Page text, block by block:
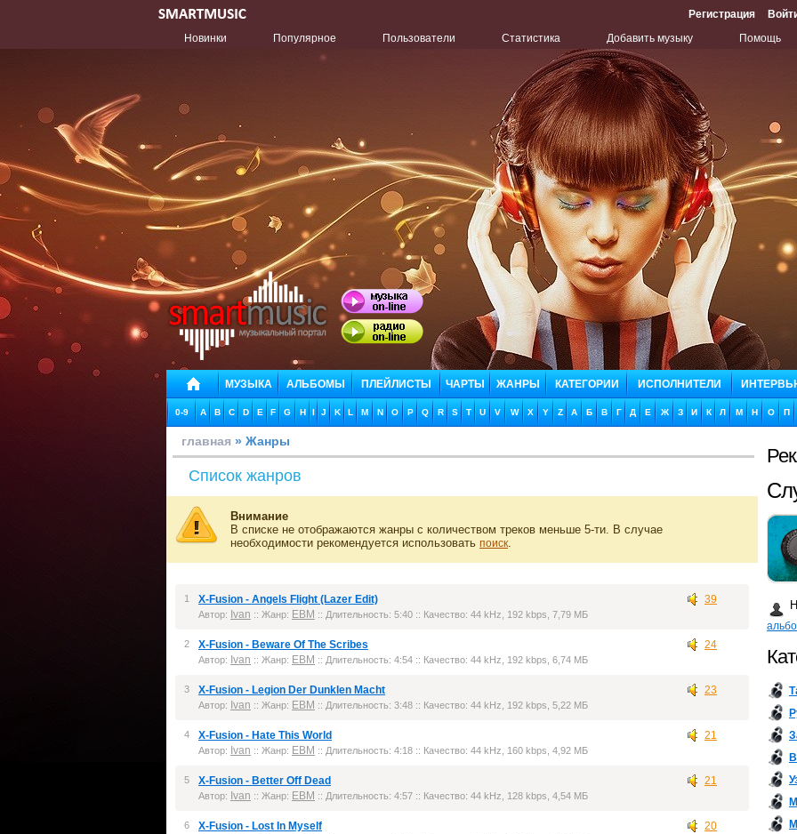
Регистрация
Новинки
Популярное Пользователи Статистика Добавить музыку Помощь
МУЗЫКА АЛЬБОМЫ ПЛЕЙЛИСТЫ ЧАРТЫ ЖАНРЫ КАТЕГОРИИ ИСПОЛНИТЕЛИ
0-9 A B C D E F G H I J K L M N O P Q R S T U V W X Y Z А Б В Г Д Е Ж З И К Л М Н О П
главная » Жанры
Список жанров
Внимание
В списке не отображаются жанры с количеством треков меньше 5-ти. В случае
необходимости рекомендуется использовать поиск.
39
1 X-Fusion - Angels Flight (Lazer Edit)
Автор: Ivan :: Жанр: EBM :: Длительность: 5:40 :: Качество: 44 kHz, 192 kbps, 7,79 МБ
24
2 X-Fusion - Beware Of The Scribes
Автор: Ivan :: Жанр: EBM :: Длительность: 4:54 :: Качество: 44 kHz, 192 kbps, 6,74 МБ
23
3 X-Fusion - Legion Der Dunklen Macht
Автор: Ivan :: Жанр: EBM :: Длительность: 3:48 :: Качество: 44 kHz, 192 kbps, 5,22 МБ
21
4 X-Fusion - Hate This World
Автор: Ivan :: Жанр: EBM :: Длительность: 4:18 :: Качество: 44 kHz, 160 kbps, 4,92 МБ
21
5 X-Fusion - Better Off Dead
Автор: Ivan :: Жанр: EBM :: Длительность: 4:57 :: Качество: 44 kHz, 128 kbps, 4,54 МБ
20
6 X-Fusion - Lost In Myself